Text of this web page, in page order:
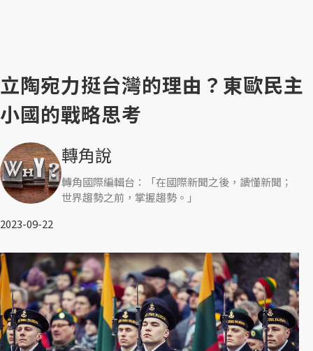
立陶宛力挺台灣的理由？東歐民主
小國的戰略思考
轉角說
轉角國際編輯台：「在國際新聞之後，讀懂新聞；
世界趨勢之前，掌握趨勢。」
2023-09-22